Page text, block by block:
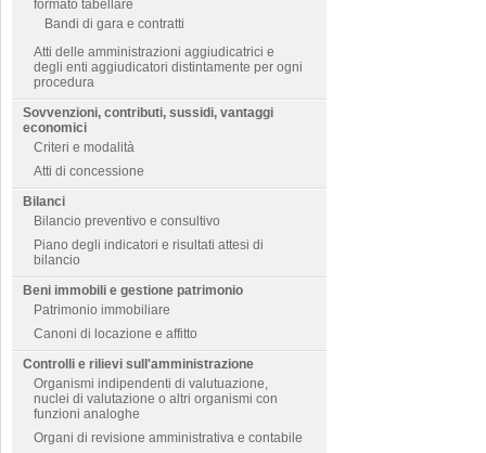
formato tabellare
Bandi di gara e contratti
Atti delle amministrazioni aggiudicatrici e
degli enti aggiudicatori distintamente per ogni
procedura
Sovvenzioni, contributi, sussidi, vantaggi
economici
Criteri e modalità
Atti di concessione
Bilanci
Bilancio preventivo e consultivo
Piano degli indicatori e risultati attesi di
bilancio
Beni immobili e gestione patrimonio
Patrimonio immobiliare
Canoni di locazione e affitto
Controlli e rilievi sull'amministrazione
Organismi indipendenti di valutuazione,
nuclei di valutazione o altri organismi con
funzioni analoghe
Organi di revisione amministrativa e contabile